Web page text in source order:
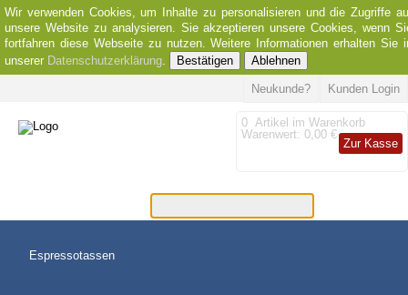
Wir verwenden Cookies, um Inhalte zu personalisieren und die Zugriffe
unsere Website zu analysieren. Sie akzeptieren unsere Cookies, wenn
fortfahren diese Webseite zu nutzen. Weitere Informationen erhalten Sie
unserer Datenschutzerklärung. Bestätigen Ablehnen
Kunden Login
Neukunde?
0 Artikel im Warenkorb
Warenwert: 0,00 €
Zur Kasse
Espressotassen